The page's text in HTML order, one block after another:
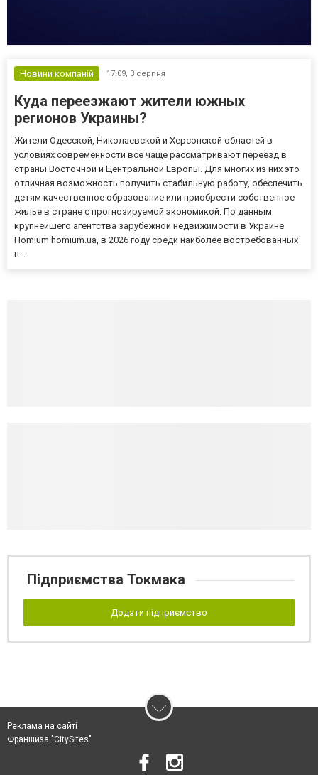
Новини компаній 17:09, 3 серпня
Куда переезжают жители южных
регионов Украины?
Жители Одесской, Николаевской и Херсонской областей в
условиях современности все чаще рассматривают переезд в
страны Восточной и Центральной Европы. Для многих из них это
отличная возможность получить стабильную работу, обеспечить
детям качественное образование или приобрести собственное
жилье в стране с прогнозируемой экономикой. По данным
крупнейшего агентства зарубежной недвижимости в Украине
Homium homium.ua, в 2026 году среди наиболее востребованных
н...
Підприємства Токмака
Додати підприємство
Реклама на сайті
Франшиза "CitySites"